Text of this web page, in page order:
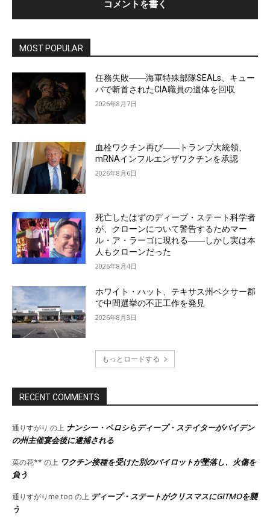
MOST POPULAR
任務失敗――海軍特殊部隊SEALs、キュー
バで斬首されたCIA職員の遺体を回収
2026年8月7日
血栓ワクチン再び――トランプ大統領、
mRNAインフルエンザワクチンを承認
2026年8月6日
死亡したはずのディープ・ステート科学者
が、クローンについて警告するためマー
ル・ア・ラーゴに現れる――しかし実は本
人もクローンだった
2026年8月4日
ホワイト・ハット、テキサス州ベクサー郡
で中間選挙の不正工作を発見
2026年8月3日
もっとロードする
RECENT COMMENTS
通りすがり の上 ナンシー・ペロシらディープ・ステイターがバイデン
の州主催宴会後に逮捕される
菜の花** の上 ワクチン接種を受けた別のパイロットが墜落し、火傷を
負う
通りすがりme too の上 ディープ・ステートがクリスマスにGITMOを襲
う